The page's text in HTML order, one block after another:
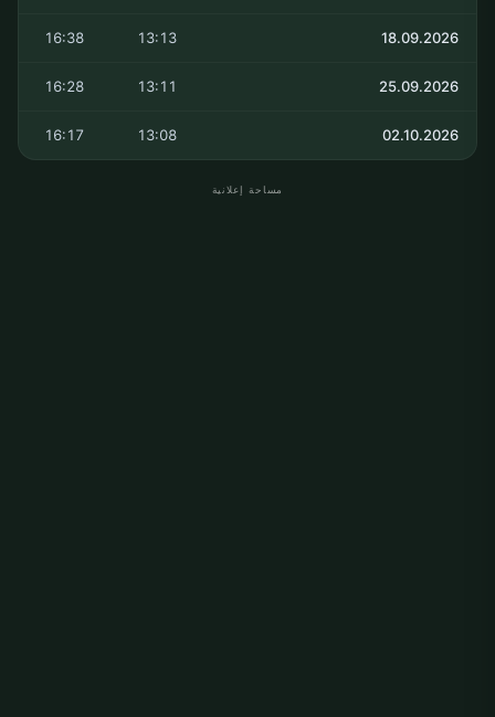
18.09.2026
13:13
16:38
25.09.2026
13:11
16:28
02.10.2026
13:08
16:17
مساحة إعلانية